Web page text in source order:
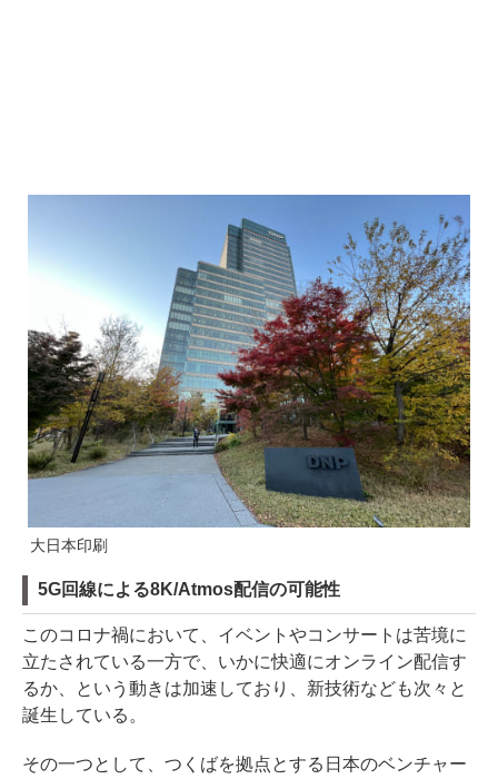
大日本印刷
5G回線による8K/Atmos配信の可能性
このコロナ禍において、イベントやコンサートは苦境に
立たされている一方で、いかに快適にオンライン配信す
るか、という動きは加速しており、新技術なども次々と
誕生している。
その一つとして、つくばを拠点とする日本のベンチャー